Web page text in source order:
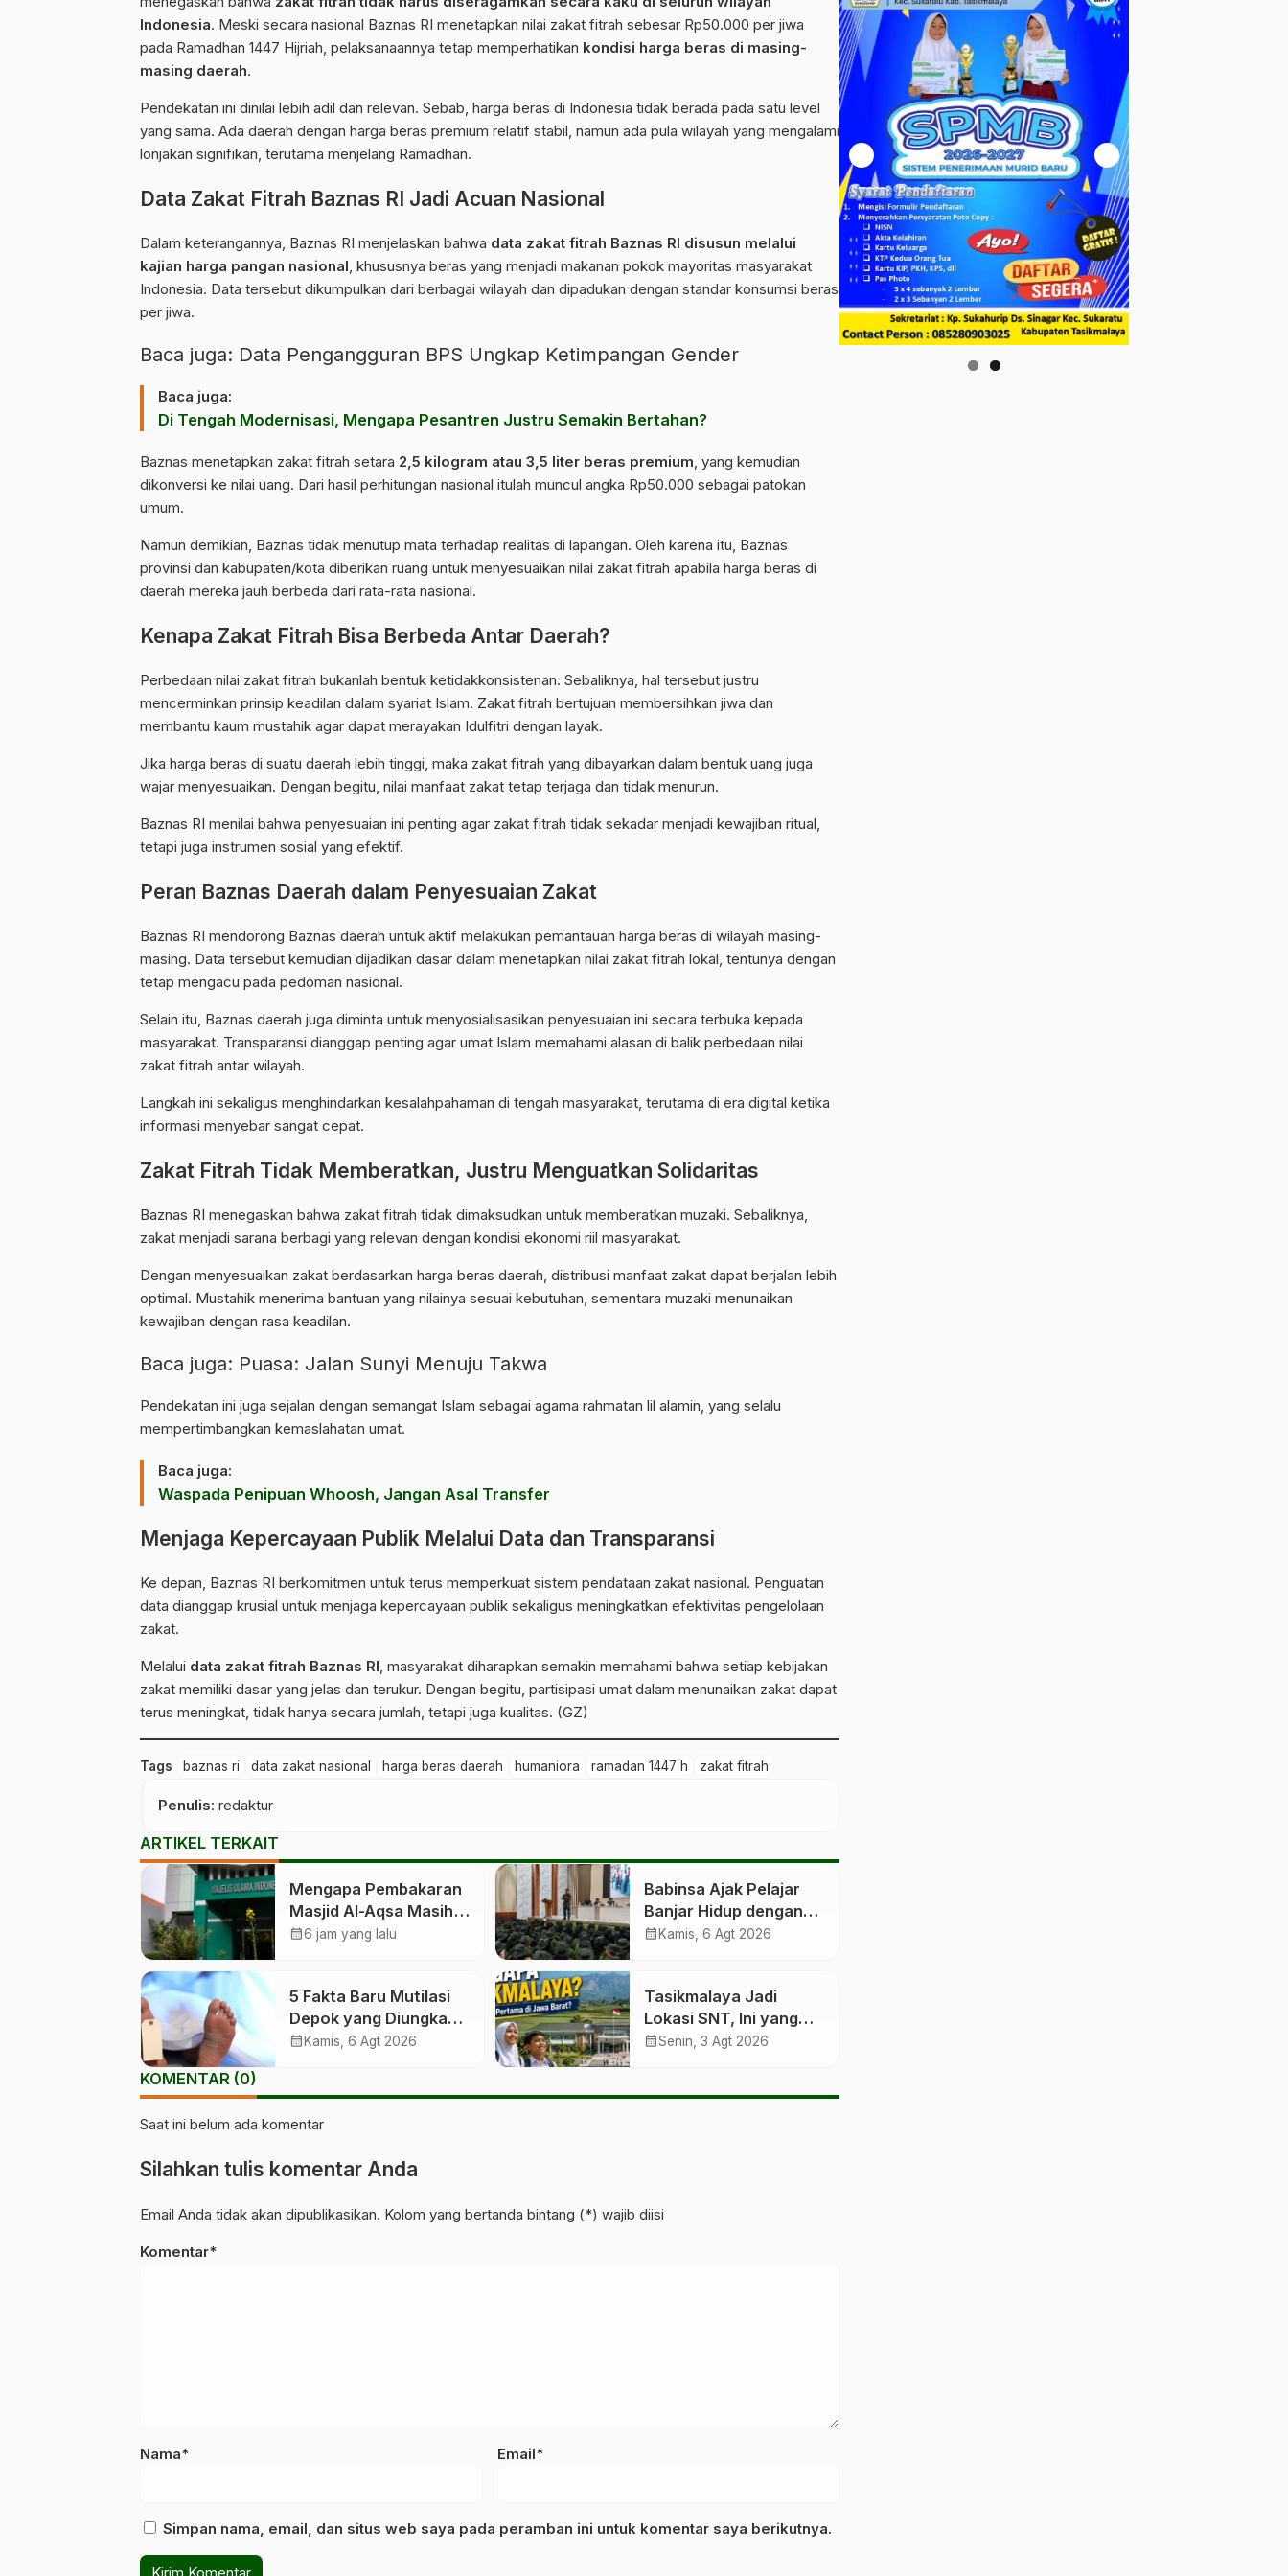
Indonesia. Meski secara nasional Baznas RI menetapkan nilai zakat fitrah sebesar Rp50.000 per jiwa
pada Ramadhan 1447 Hijriah, pelaksanaannya tetap memperhatikan kondisi harga beras di masing-
masing daerah.
Pendekatan ini dinilai lebih adil dan relevan. Sebab, harga beras di Indonesia tidak berada pada satu level
yang sama. Ada daerah dengan harga beras premium relatif stabil, namun ada pula wilayah yang mengalami
lonjakan signifikan, terutama menjelang Ramadhan.
Data Zakat Fitrah Baznas RI Jadi Acuan Nasional
Dalam keterangannya, Baznas RI menjelaskan bahwa data zakat fitrah Baznas RI disusun melalui
kajian harga pangan nasional, khususnya beras yang menjadi makanan pokok mayoritas masyarakat
Indonesia. Data tersebut dikumpulkan dari berbagai wilayah dan dipadukan dengan standar konsumsi beras
per jiwa.
Baca juga: Data Pengangguran BPS Ungkap Ketimpangan Gender
Baca juga:
Di Tengah Modernisasi, Mengapa Pesantren Justru Semakin Bertahan?
Baznas menetapkan zakat fitrah setara 2,5 kilogram atau 3,5 liter beras premium, yang kemudian
dikonversi ke nilai uang. Dari hasil perhitungan nasional itulah muncul angka Rp50.000 sebagai patokan
umum.
Namun demikian, Baznas tidak menutup mata terhadap realitas di lapangan. Oleh karena itu, Baznas
provinsi dan kabupaten/kota diberikan ruang untuk menyesuaikan nilai zakat fitrah apabila harga beras di
daerah mereka jauh berbeda dari rata-rata nasional.
Kenapa Zakat Fitrah Bisa Berbeda Antar Daerah?
Perbedaan nilai zakat fitrah bukanlah bentuk ketidakkonsistenan. Sebaliknya, hal tersebut justru
mencerminkan prinsip keadilan dalam syariat Islam. Zakat fitrah bertujuan membersihkan jiwa dan
membantu kaum mustahik agar dapat merayakan Idulfitri dengan layak.
Jika harga beras di suatu daerah lebih tinggi, maka zakat fitrah yang dibayarkan dalam bentuk uang juga
wajar menyesuaikan. Dengan begitu, nilai manfaat zakat tetap terjaga dan tidak menurun.
Baznas RI menilai bahwa penyesuaian ini penting agar zakat fitrah tidak sekadar menjadi kewajiban ritual,
tetapi juga instrumen sosial yang efektif.
Peran Baznas Daerah dalam Penyesuaian Zakat
Baznas RI mendorong Baznas daerah untuk aktif melakukan pemantauan harga beras di wilayah masing-
masing. Data tersebut kemudian dijadikan dasar dalam menetapkan nilai zakat fitrah lokal, tentunya dengan
tetap mengacu pada pedoman nasional.
Selain itu, Baznas daerah juga diminta untuk menyosialisasikan penyesuaian ini secara terbuka kepada
masyarakat. Transparansi dianggap penting agar umat Islam memahami alasan di balik perbedaan nilai
zakat fitrah antar wilayah.
Langkah ini sekaligus menghindarkan kesalahpahaman di tengah masyarakat, terutama di era digital ketika
informasi menyebar sangat cepat.
Zakat Fitrah Tidak Memberatkan, Justru Menguatkan Solidaritas
Baznas RI menegaskan bahwa zakat fitrah tidak dimaksudkan untuk memberatkan muzaki. Sebaliknya,
zakat menjadi sarana berbagi yang relevan dengan kondisi ekonomi riil masyarakat.
Dengan menyesuaikan zakat berdasarkan harga beras daerah, distribusi manfaat zakat dapat berjalan lebih
optimal. Mustahik menerima bantuan yang nilainya sesuai kebutuhan, sementara muzaki menunaikan
kewajiban dengan rasa keadilan.
Baca juga: Puasa: Jalan Sunyi Menuju Takwa
Pendekatan ini juga sejalan dengan semangat Islam sebagai agama rahmatan lil alamin, yang selalu
mempertimbangkan kemaslahatan umat.
Baca juga:
Waspada Penipuan Whoosh, Jangan Asal Transfer
Menjaga Kepercayaan Publik Melalui Data dan Transparansi
Ke depan, Baznas RI berkomitmen untuk terus memperkuat sistem pendataan zakat nasional. Penguatan
data dianggap krusial untuk menjaga kepercayaan publik sekaligus meningkatkan efektivitas pengelolaan
zakat.
Melalui data zakat fitrah Baznas RI, masyarakat diharapkan semakin memahami bahwa setiap kebijakan
zakat memiliki dasar yang jelas dan terukur. Dengan begitu, partisipasi umat dalam menunaikan zakat dapat
terus meningkat, tidak hanya secara jumlah, tetapi juga kualitas. (GZ)
Tags baznas ri data zakat nasional harga beras daerah humaniora ramadan 1447 h zakat fitrah
Penulis: redaktur
ARTIKEL TERKAIT
Mengapa Pembakaran
Masjid Al-Aqsa Masih
Diperingati?
calendar_month6 jam yang lalu
Babinsa Ajak Pelajar
Banjar Hidup dengan
Nilai Pancawaluya
calendar_month Kamis, 6 Agt 2026
5 Fakta Baru Mutilasi
Depok yang Diungkap
Polisi
calendar_month Kamis, 6 Agt 2026
Tasikmalaya Jadi
Lokasi SNT, Ini yang
Diketahui
calendar_monthSenin, 3 Agt 2026
KOMENTAR (0)
Saat ini belum ada komentar
Silahkan tulis komentar Anda
Email Anda tidak akan dipublikasikan. Kolom yang bertanda bintang (*) wajib diisi
Komentar*
Nama* Email*
Simpan nama, email, dan situs web saya pada peramban ini untuk komentar saya berikutnya.